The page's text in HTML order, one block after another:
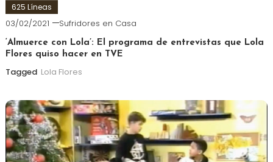
625 Líneas
03/02/2021 Sufridores en Casa
‘Almuerce con Lola’: El programa de entrevistas que Lola
Flores quiso hacer en TVE
Tagged Lola Flores